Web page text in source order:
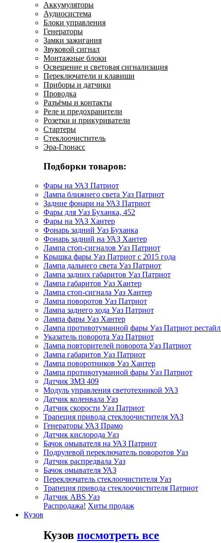
Аккумуляторы
Аудиосистема
Блоки управления
Генераторы
Замки зажигания
Звуковой сигнал
Монтажные блоки
Освещение и световая сигнализация
Переключатели и клавиши
Приборы и датчики
Проводка
Разъёмы и контакты
Реле и предохранители
Розетки и прикуриватели
Стартеры
Стеклоочиститель
Эра-Глонасс
Подборки товаров:
Фары на УАЗ Патриот
Лампа ближнего света Уаз Патриот
Задние фонари на УАЗ Патриот
Фары для Уаз Буханка, 452
Фары на УАЗ Хантер
Фонарь задний Уаз Буханка
Фонарь задний на УАЗ Хантер
Лампа стоп-сигналов Уаз Патриот
Крышка фары Уаз Патриот с 2015 года
Лампа дальнего света Уаз Патриот
Лампа задних габаритов Уаз Патриот
Лампа габаритов Уаз Хантер
Лампа стоп-сигнала Уаз Хантер
Лампа поворотов Уаз Патриот
Лампа заднего хода Уаз Патриот
Лампа фары Уаз Хантер
Лампа противотуманной фары Уаз Патриот
Указатель поворота Уаз Патриот
Лампа повторителей поворота Уаз Патриот
Лампа габаритов Уаз Патриот
Лампа поворотников Уаз Хантер
Лампа противотуманной фары Уаз Патриот
Датчик ЗМЗ 409
Модуль управления светотехникой УАЗ
Датчик коленвала Уаз
Датчик скорости Уаз Патриот
Трапеция привода стеклоочистителя УАЗ
Генераторы УАЗ Прамо
Датчик кислорода Уаз
Бачок омывателя на УАЗ Патриот
Подрулевой переключатель поворотов Уаз
Датчик распредвала Уаз
Бачок омывателя УАЗ
Переключатель стеклоочистителя Уаз
Трапеция привода стеклоочистителя Патриот
Датчик ABS Уаз
Распродажа! Хиты продаж
Кузов
Кузов посмотреть все